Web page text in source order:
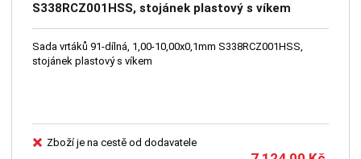
S338RCZ001HSS, stojánek plastový s víkem
Sada vrtáků 91-dílná, 1,00-10,00x0,1mm S338RCZ001HSS,
stojánek plastový s víkem
Zboží je na cestě od dodavatele